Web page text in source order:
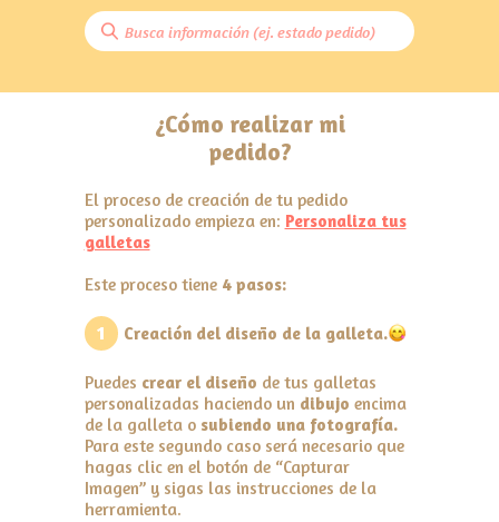
¿Cómo realizar mi
pedido?
El proceso de creación de tu pedido
personalizado empieza en: Personaliza tus
galletas
Este proceso tiene 4 pasos:
1 Creación del diseño de la galleta.
Puedes crear el diseño de tus galletas
personalizadas haciendo un dibujo encima
de la galleta o subiendo una fotografía.
Para este segundo caso será necesario que
hagas clic en el botón de “Capturar
Imagen” y sigas las instrucciones de la
herramienta.